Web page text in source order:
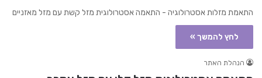
התאמת מזלות אסטרולוגיה - התאמה אסטרולוגית מזל קשת עם מזל מאזניים
לחץ להמשך »
הנהלת האתר